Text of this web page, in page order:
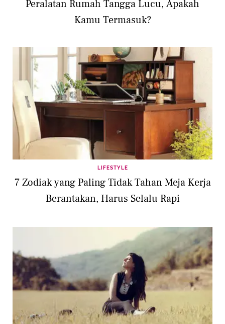
Peralatan Rumah Tangga Lucu, Apakah
Kamu Termasuk?
LIFESTYLE
7 Zodiak yang Paling Tidak Tahan Meja Kerja
Berantakan, Harus Selalu Rapi